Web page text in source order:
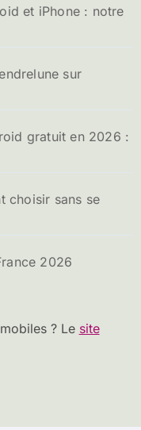
et iPhone : notre
sur
gratuit en 2026 :
choisir sans se
2026
? Le site